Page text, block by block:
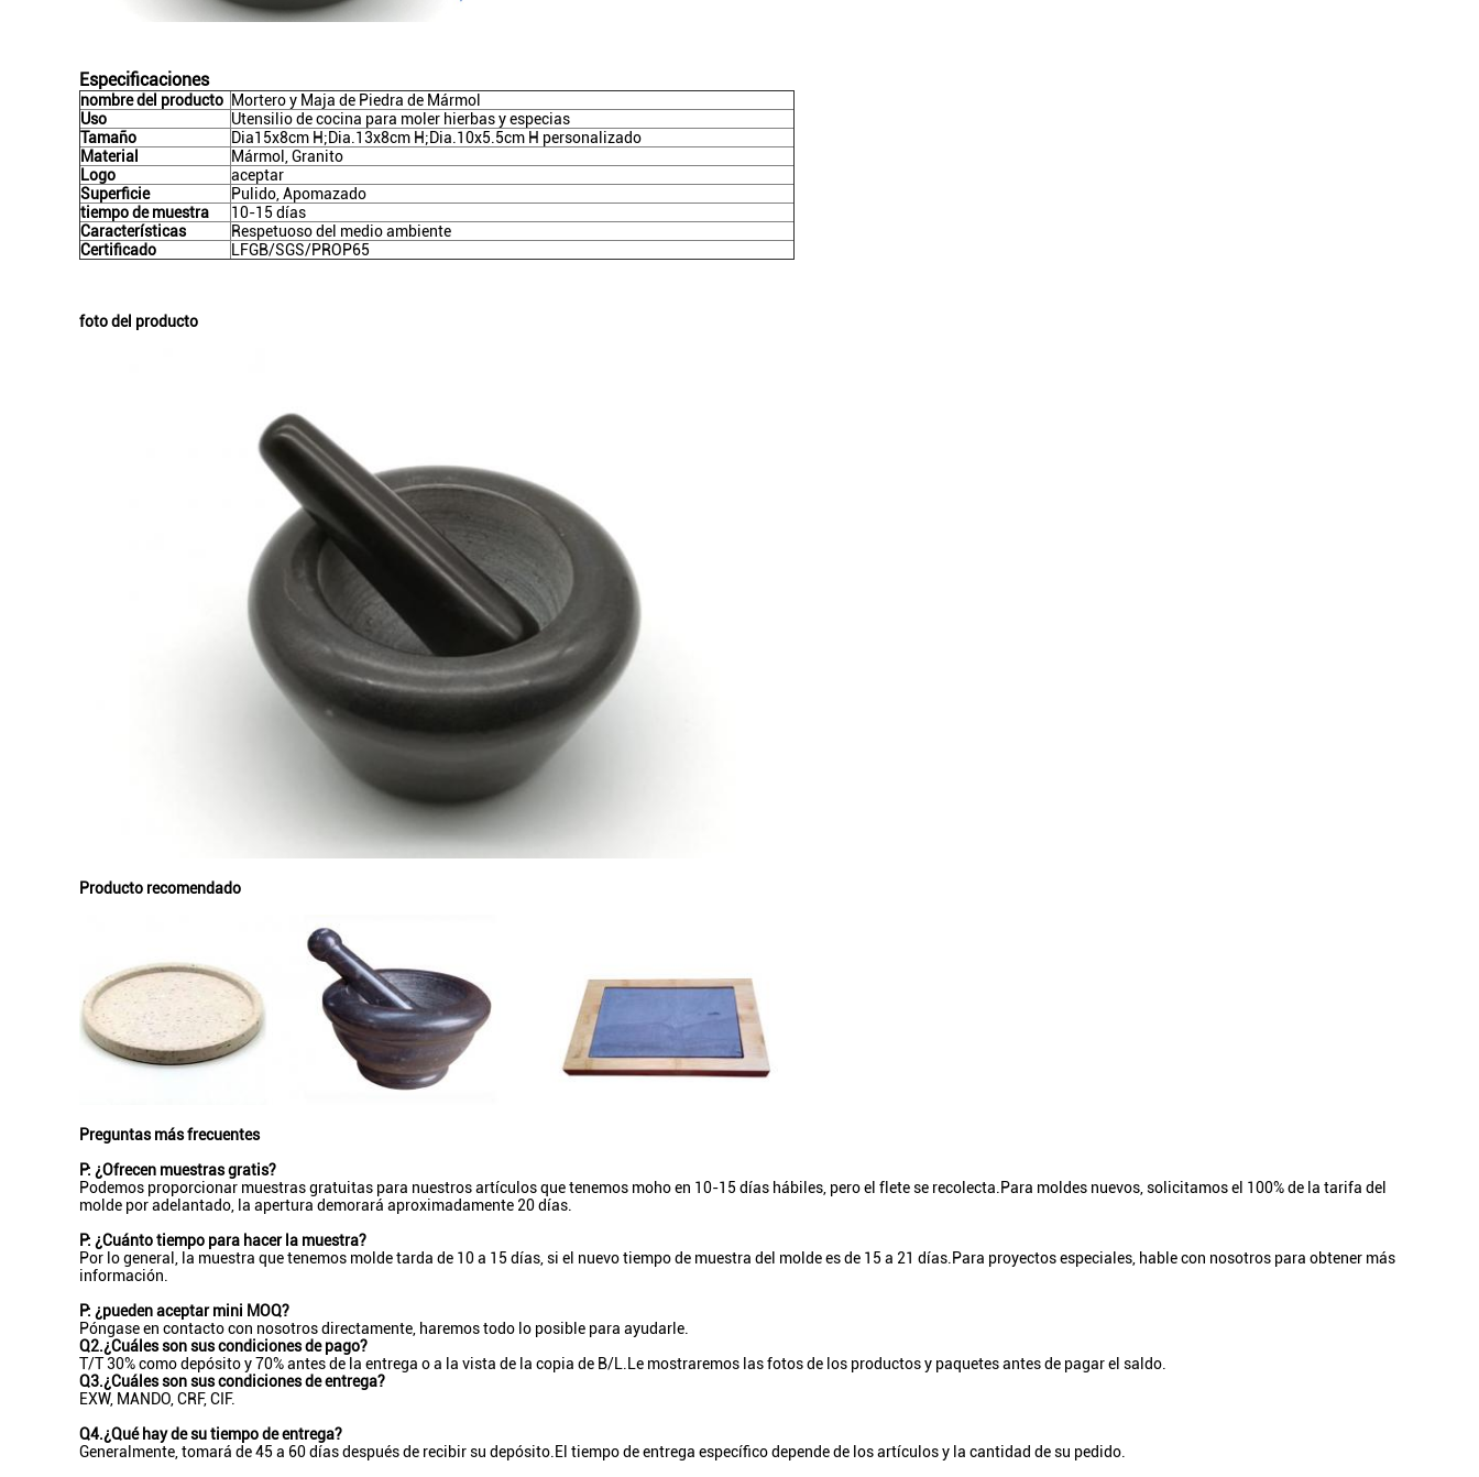
Especificaciones
nombre del producto Mortero y Maja de Piedra de Mármol
Uso
Utensilio de cocina para moler hierbas y especias
Tamaño
Dia15x8cm H;Dia.13x8cm H;Dia.10x5.5cm H personalizado
Material
Mármol, Granito
Logo
aceptar
Superficie
Pulido, Apomazado
tiempo de muestra
10-15 días
Características
Respetuoso del medio ambiente
Certificado
LFGB/SGS/PROP65
foto del producto
Producto recomendado
Preguntas más frecuentes
P: ¿Ofrecen muestras gratis?
Podemos proporcionar muestras gratuitas para nuestros artículos que tenemos moho en 10-15 días hábiles, pero el flete se recolecta.Para moldes nuevos, solicitamos el 100% de la tarifa del
molde por adelantado, la apertura demorará aproximadamente 20 días.
P: ¿Cuánto tiempo para hacer la muestra?
Por lo general, la muestra que tenemos molde tarda de 10 a 15 días, si el nuevo tiempo de muestra del molde es de 15 a 21 días.Para proyectos especiales, hable con nosotros para obtener más
información.
P: ¿pueden aceptar mini MOQ?
Póngase en contacto con nosotros directamente, haremos todo lo posible para ayudarle.
Q2.¿Cuáles son sus condiciones de pago?
T/T 30% como depósito y 70% antes de la entrega o a la vista de la copia de B/L.Le mostraremos las fotos de los productos y paquetes antes de pagar el saldo.
Q3.¿Cuáles son sus condiciones de entrega?
EXW, MANDO, CRF, CIF.
Q4.¿Qué hay de su tiempo de entrega?
Generalmente, tomará de 45 a 60 días después de recibir su depósito.El tiempo de entrega específico depende de los artículos y la cantidad de su pedido.